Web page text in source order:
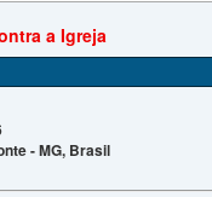
a Igreja
- MG, Brasil